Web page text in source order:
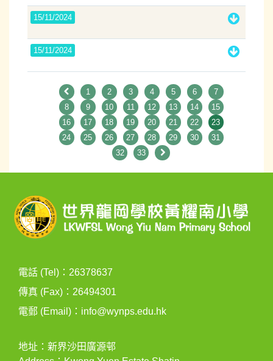
15/11/2024
15/11/2024
1 2 3 4 5 6
7
8
9 10 11 12 13 14
15
16
17 18 19 20 21 22
23
24
25 26 27 28 29 30
31
32
33
電話 (Tel)：26378637
傳真 (Fax)：26494301
電郵 (Email)： info@wynps.edu.hk
地址：新界沙田廣源邨